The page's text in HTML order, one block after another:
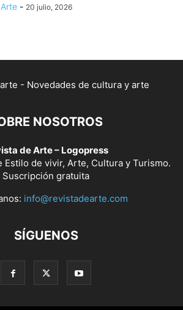
Arte - 20 julio, 2026
NOSOTROS
de Arte – Logopress
Estilo de vivir, Arte, Cultura y Turismo.
Suscripción gratuita
info@revistadearte.com
SÍGUENOS